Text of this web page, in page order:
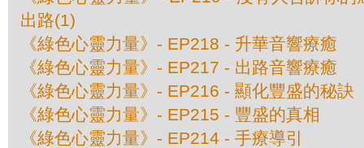
出路(1)
《綠色心靈力量》- EP218 - 升華音響療癒
《綠色心靈力量》- EP217 - 出路音響療癒
《綠色心靈力量》- EP216 - 顯化豐盛的秘訣
《綠色心靈力量》- EP215 - 豐盛的真相
《綠色心靈力量》- EP214 - 手療導引